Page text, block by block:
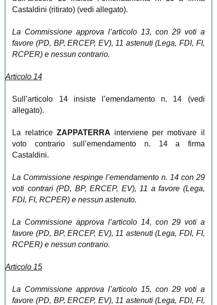
Castaldini (ritirato) (vedi allegato).
La Commissione approva l’articolo 13, con 29 voti a
favore (PD, BP, ERCEP, EV), 11 astenuti (Lega, FDI, FI,
RCPER) e nessun contrario.
Articolo 14
Sull’articolo 14 insiste l’emendamento n. 14 (vedi
allegato).
La relatrice ZAPPATERRA interviene per motivare il
voto contrario sull’emendamento n. 14 a firma
Castaldini.
La Commissione respinge l’emendamento n. 14 con 29
voti contrari (PD, BP, ERCEP, EV), 11 a favore (Lega,
FDI, FI, RCPER) e nessun astenuto.
La Commissione approva l’articolo 14, con 29 voti a
favore (PD, BP, ERCEP, EV), 11 astenuti (Lega, FDI, FI,
RCPER) e nessun contrario.
Articolo 15
La Commissione approva l’articolo 15, con 29 voti a
favore (PD, BP, ERCEP, EV), 11 astenuti (Lega, FDI, FI,